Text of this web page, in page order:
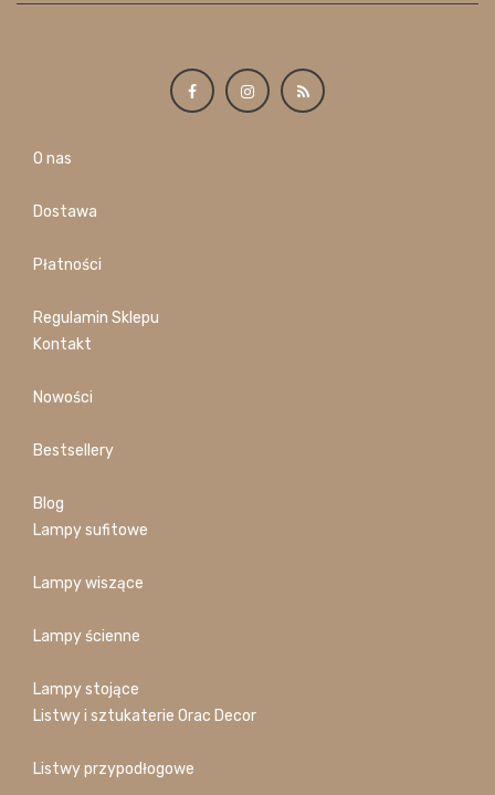
O nas
Dostawa
Płatności
Regulamin Sklepu
Kontakt
Nowości
Bestsellery
Blog
Lampy sufitowe
Lampy wiszące
Lampy ścienne
Lampy stojące
Listwy i sztukaterie Orac Decor
Listwy przypodłogowe